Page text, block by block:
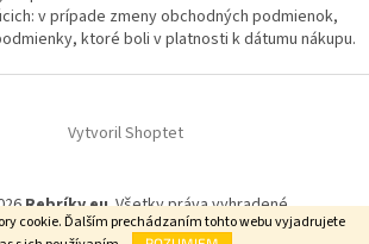
cookie. Ďalším prechádzaním tohto webu vyjadrujete
v prípade zmeny obchodných podmienok,
ktoré boli v platnosti k dátumu nákupu.
Vytvoril Shoptet
Rebríky.eu. Všetky práva vyhradené.